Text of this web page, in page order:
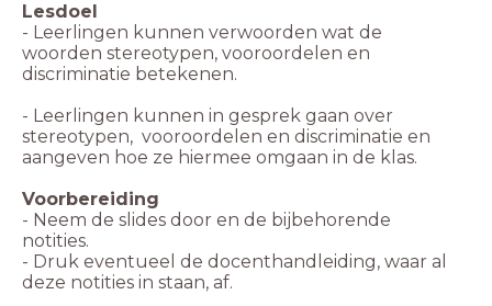
Lesdoel
- Leerlingen kunnen verwoorden wat de
woorden stereotypen, vooroordelen en
discriminatie betekenen.
- Leerlingen kunnen in gesprek gaan over
stereotypen, vooroordelen en discriminatie en
aangeven hoe ze hiermee omgaan in de klas.
- Neem de slides door en de bijbehorende
- Druk eventueel de docenthandleiding, waar al